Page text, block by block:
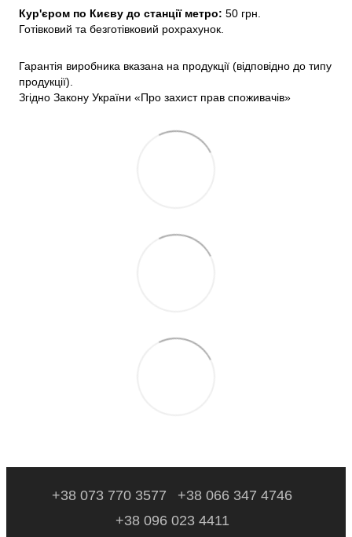
Кур'єром по Києву до станції метро: 50 грн.
Готівковий та безготівковий рохрахунок.
Гарантія виробника вказана на продукції (відповідно до типу
продукції).
Згідно Закону України «Про захист прав споживачів»
+38 073 770 3577
+38 066 347 4746
+38 096 023 4411